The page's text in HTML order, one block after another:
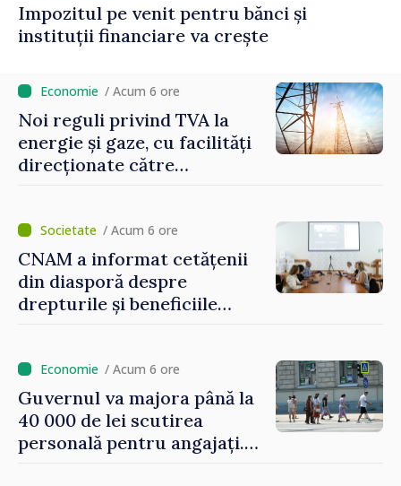
Impozitul pe venit pentru bănci și
instituții financiare va crește
/ Acum 6 ore
Noi reguli privind TVA la
energie și gaze, cu facilități
direcționate către
/ Acum 6 ore
CNAM a informat cetățenii
din diasporă despre
drepturile și beneficiile
/ Acum 6 ore
Guvernul va majora până la
40 000 de lei scutirea
personală pentru angajați.